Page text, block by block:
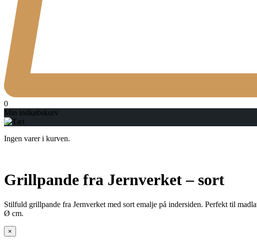
0
Min indkøbskurv
Ingen varer i kurven.
Grillpande fra Jernverket – sort
Stilfuld grillpande fra Jernverket med sort emalje på indersiden. Perfekt til
Ø cm.
×